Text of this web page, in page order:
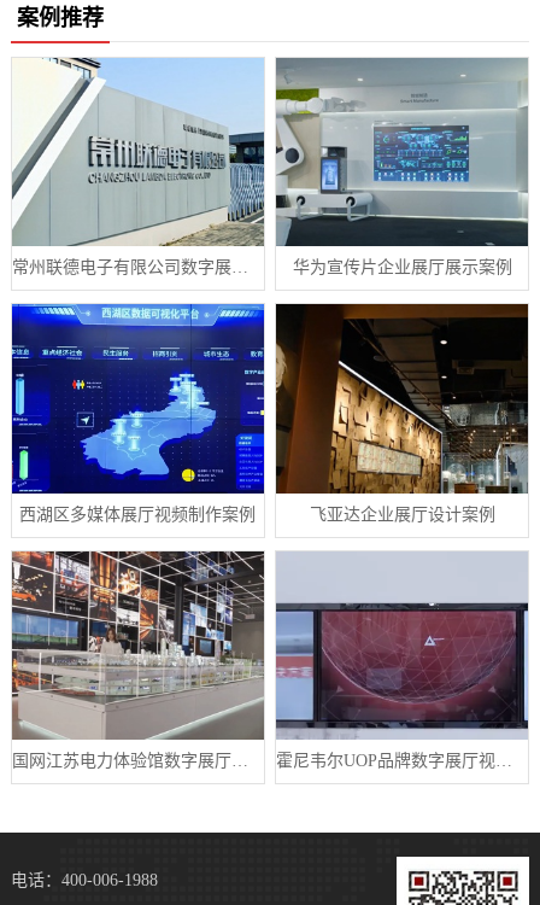
案例推荐
常州联德电子有限公司数字展厅设计案例 华为宣传片企业展厅展示案例
西湖区多媒体展厅视频制作案例 飞亚达企业展厅设计案例
国网江苏电力体验馆数字展厅案例 霍尼韦尔UOP品牌数字展厅视频制作案例
电话：400-006-1988